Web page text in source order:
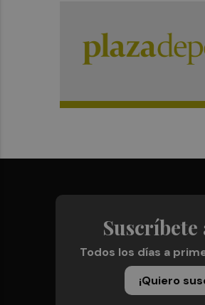
Todos los días a
¡Quiero